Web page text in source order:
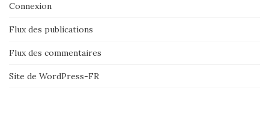
Connexion
Flux des publications
Flux des commentaires
Site de WordPress-FR